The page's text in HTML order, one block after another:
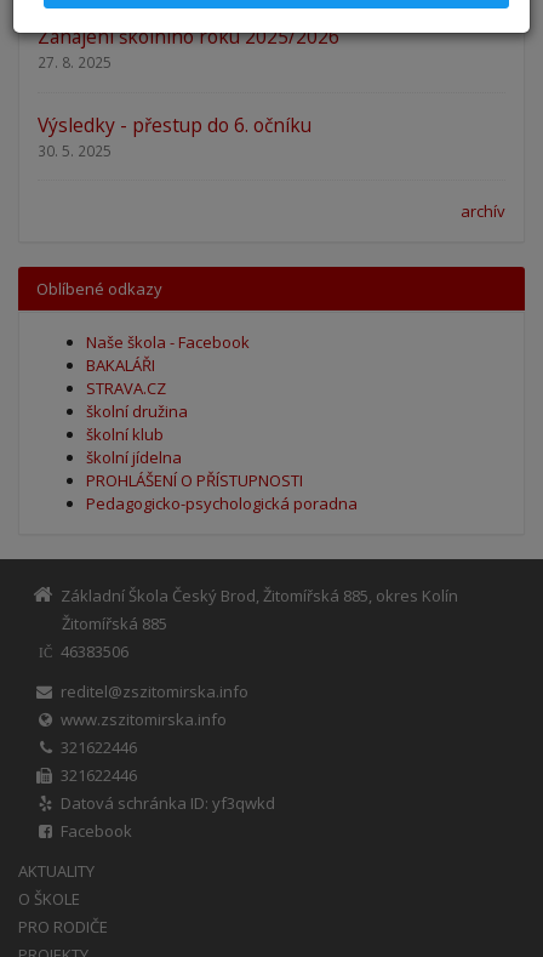
Zahájení školního roku 2025/2026
27. 8. 2025
Výsledky - přestup do 6. očníku
30. 5. 2025
archív
Oblíbené odkazy
Naše škola - Facebook
BAKALÁŘI
STRAVA.CZ
školní družina
školní klub
školní jídelna
PROHLÁŠENÍ O PŘÍSTUPNOSTI
Pedagogicko-psychologická poradna
Základní Škola Český Brod, Žitomířská 885, okres Kolín
Žitomířská 885
IČ
46383506
reditel@zszitomirska.info
www.zszitomirska.info
321622446
321622446
Datová schránka ID: yf3qwkd
Facebook
AKTUALITY
O ŠKOLE
PRO RODIČE